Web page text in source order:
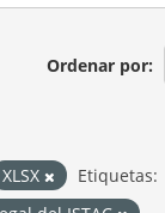
Ordenar por
XLSX
Etiquetas: